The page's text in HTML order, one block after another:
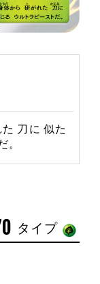
刀に 似た
。
タイプ